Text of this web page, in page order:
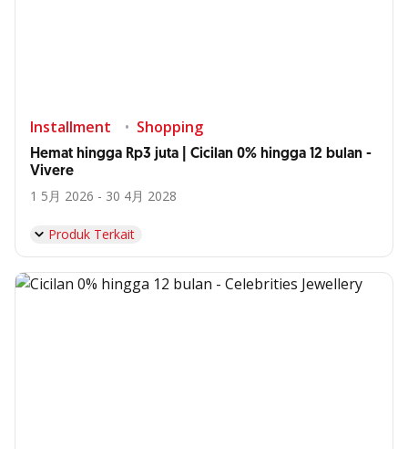
Installment Shopping
Hemat hingga Rp3 juta | Cicilan 0% hingga 12 bulan -
Vivere
1 5月 2026 - 30 4月 2028
Produk Terkait